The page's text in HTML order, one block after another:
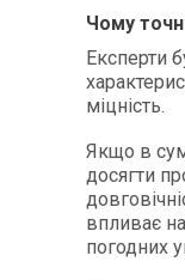
Чому
Експерти
міцність.
Якщо в
досягти
впливає
погодних